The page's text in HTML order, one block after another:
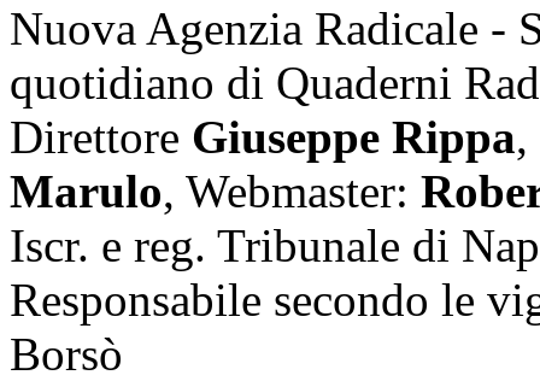
Nuova Agenzia Radicale -
quotidiano di Quaderni
Direttore Giuseppe Rippa,
Marulo, Webmaster:
Iscr. e reg. Tribunale di
Responsabile secondo le
Borsò